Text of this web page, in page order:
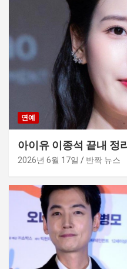
연예
아이유 이종석 끝내 정
2026년 6월 17일 반짝 뉴스